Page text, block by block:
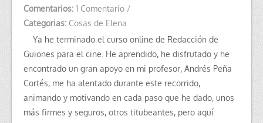
Comentarios: 1 Comentario /
Categorias: Cosas de Elena
Ya he terminado el curso online de Redacción de
Guiones para el cine. He aprendido, he disfrutado y he
encontrado un gran apoyo en mi profesor, Andrés Peña
Cortés, me ha alentado durante este recorrido,
animando y motivando en cada paso que he dado, unos
más firmes y seguros, otros titubeantes, pero aquí